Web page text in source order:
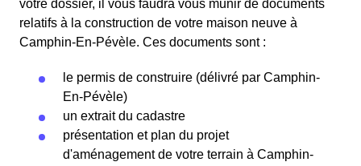
votre dossier, il vous faudra vous munir de documents
relatifs à la construction de votre maison neuve à
Camphin-En-Pévèle. Ces documents sont :
le permis de construire (délivré par Camphin-
En-Pévèle)
un extrait du cadastre
présentation et plan du projet
d'aménagement de votre terrain à Camphin-